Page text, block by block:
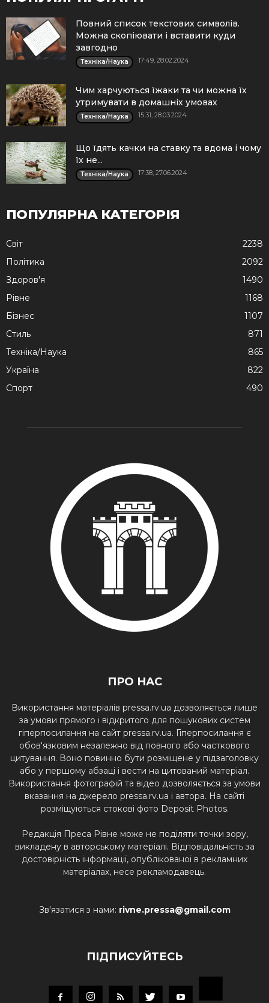
Повний список текстових символів.
Можна скопіювати і вставити куди
завгодно
Техніка/Наука 17:49, 28.02.2024
Чим харчуються їжаки та чи можна їх
утримувати в домашніх умовах
Техніка/Наука 15:31, 28.03.2024
Що їдять качки на ставку та вдома і чому
їх не...
Техніка/Наука 17:38, 27.06.2024
ПОПУЛЯРНА КАТЕГОРІЯ
Cвіт
2238
Політика
2092
Здоров'я
1490
Рівне
1168
Бізнес
1107
Стиль
871
Техніка/Наука
865
Україна
822
Спорт
490
ПРО НАС
Використання матеріалів pressa.rv.ua дозволяється лише
за умови прямого і відкритого для пошукових систем
гіперпосилання на сайт pressa.rv.ua. Гіперпосилання є
обов'язковим незалежно від повного або часткового
цитування. Воно повинно бути розміщене у підзаголовку
або у першому абзаці і вести на цитований матеріал.
Використання фотографій та відео дозволяється за умови
вказання на джерело pressa.rv.ua і автора. На сайті
розміщуються стокові фото Deposit Photos.
Редакція Преса Рівне може не поділяти точки зору,
викладену в авторському матеріалі. Відповідальність за
достовірність інформації, опублікованої в рекламних
матеріалах, несе рекламодавець.
Зв'язатися з нами: rivne.pressa@gmail.com
ПІДПИСУЙТЕСЬ